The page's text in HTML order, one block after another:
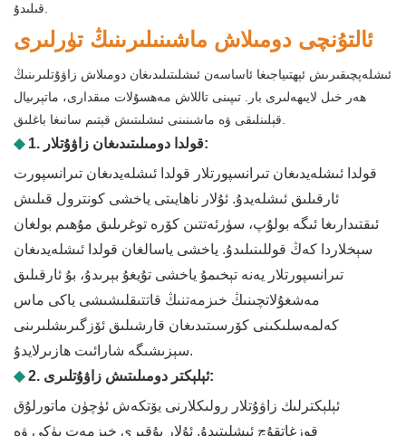
قىلىدۇ.
ئالتۇنچى دومىلاش ماشىنىلىرىنىڭ تۈرلىرى
ئىشلەپچىقىرىش ئېھتىياجىغا ئاساسەن ئىشلىتىلىدىغان دومىلاش زاۋۇتلىرىنىڭ
ھەر خىل لايىھەلىرى بار. تىپىنى تاللاش مەھسۇلات مىقدارى، ماتېرىيال
قېلىنلىقى ۋە ماشىنىنى ئىشلىتىش قېتىم سانىغا باغلىق.
◆
1. قولدا دومىلىتىدىغان زاۋۇتلار:
قولدا ئىشلەيدىغان تىرانسپورتلار قولدا ئىشلەيدىغان تىرانسپورت
ئارقىلىق ئىشلەيدۇ. ئۇلار ناھايىتى ياخشى كونترول قىلىش
ئىقتىدارىغا ئىگە بولۇپ، سۈرئەتتىن كۆرە توغرىلىق مۇھىم بولغان
سېخلاردا كەڭ قوللىنىلىدۇ. ياخشى ياسالغان قولدا ئىشلەيدىغان
تىرانسپورتلار يەنە تېخىمۇ ياخشى تۇيغۇ بېرىدۇ، بۇ ئارقىلىق
مەشغۇلاتچىنىڭ خىزمەتنىڭ قاتتىقلىشىشى ياكى ماس
كەلمەسلىكىنى كۆرسىتىدىغان قارشىلىق ئۆزگىرىشلىرىنى
سېزىشىگە شارائىت ھازىرلايدۇ.
◆
2. ئېلېكتر دومىلىتىش زاۋۇتلىرى:
ئېلېكترلىك زاۋۇتلار رولىكلارنى يۆتكەش ئۈچۈن ماتورلۇق
قوزغاتقۇچ ئىشلىتىدۇ. ئۇلار يۇقىرى خىزمەت يۈكى ۋە